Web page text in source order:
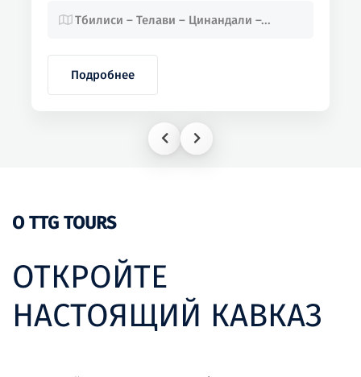
Тбилиси – Телави – Цинандали –...
Подробнее
О TTG TOURS
ОТКРОЙТЕ
НАСТОЯЩИЙ КАВКАЗ